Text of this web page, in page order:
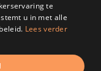
te
u in met alle
Lees verder